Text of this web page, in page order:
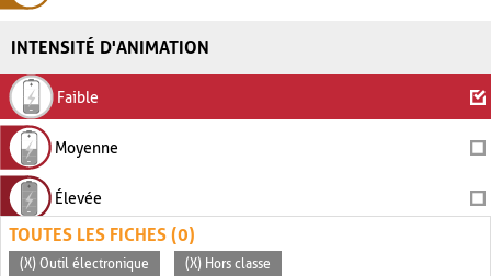
INTENSITÉ D'ANIMATION
Faible
Moyenne
Élevée
TOUTES LES FICHES (0)
(X) Outil électronique (X) Hors classe